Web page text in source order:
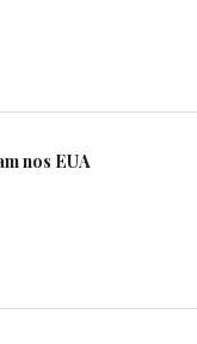
nos EUA